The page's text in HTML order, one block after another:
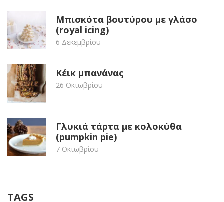
Μπισκότα βουτύρου με γλάσο
(royal icing)
6 Δεκεμβρίου
Κέικ μπανάνας
26 Οκτωβρίου
Γλυκιά τάρτα με κολοκύθα
(pumpkin pie)
7 Οκτωβρίου
TAGS